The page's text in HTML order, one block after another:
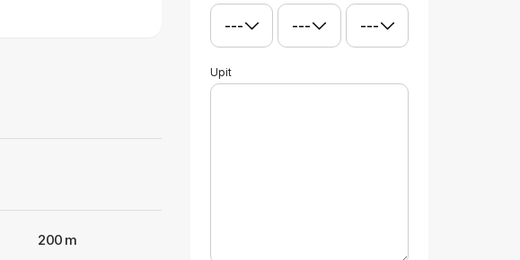
200 m
Upit